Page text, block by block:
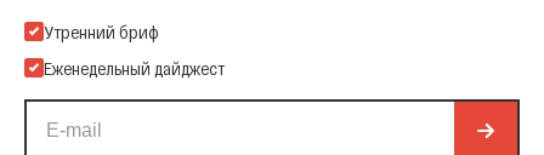
Подпишитесь на нашу Email-рассылку
Утренний бриф
Еженедельный дайджест